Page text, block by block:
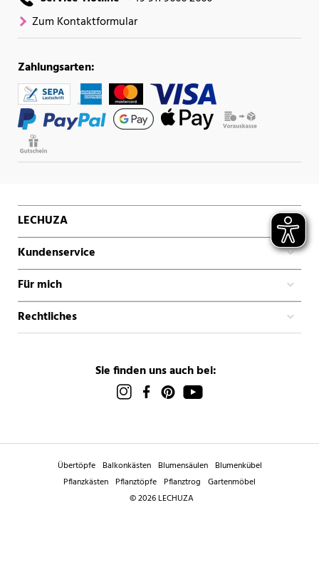
Zum Kontaktformular
Zahlungsarten:
LECHUZA
Kundenservice
Für mich
Rechtliches
Sie finden uns auch bei:
Übertöpfe Balkonkästen Blumensäulen Blumenkübel
Pflanzkästen Pflanztöpfe Pflanztrog Gartenmöbel
© 2026 LECHUZA